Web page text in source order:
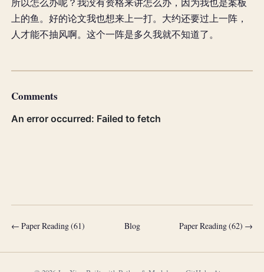
所以怎么办呢？我没有资格来讲怎么办，因为我也是案板
上的鱼。好的论文我也想来上一打。大约还要过上一阵，
人才能不抽风啊。这个一阵是多久我就不知道了。
Comments
← Paper Reading (61) Blog Paper Reading (62) →